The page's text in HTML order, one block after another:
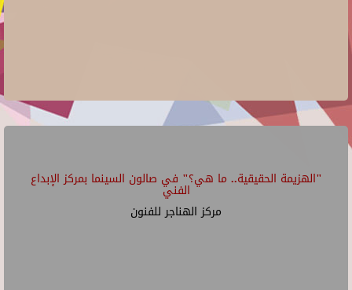
"الهزيمة الحقيقية.. ما هي؟" في صالون السينما بمركز الإبداع
الفني
مركز الهناجر للفنون